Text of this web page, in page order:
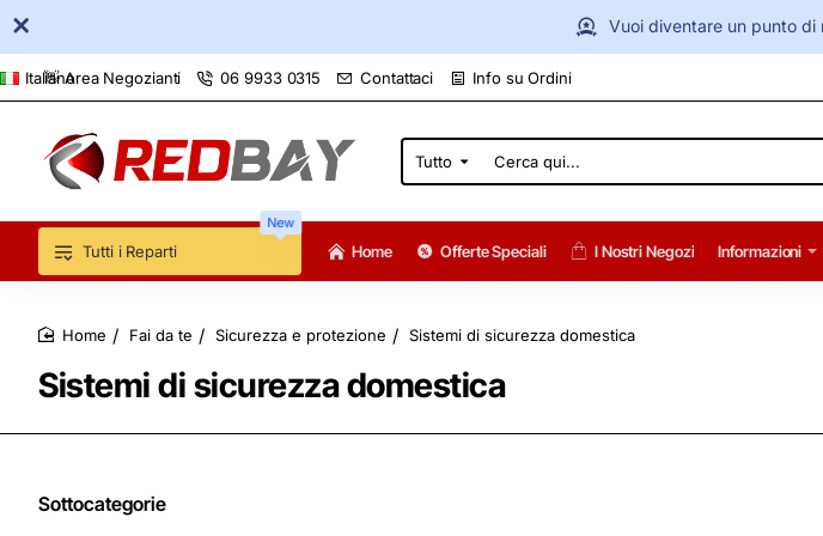
Vuoi diventare un punto di
👋 Area Negozianti 06 9933 0315 Contattaci Info su Ordini
Italiano
Tutto
Cerca
qui...
Tutti i Reparti
New
Home Offerte Speciali I Nostri Negozi Informazioni
Sistemi di sicurezza domestica
Fai da te Sicurezza e protezione Sistemi di sicurezza domestica
Sottocategorie